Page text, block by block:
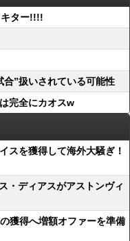
キター!!!!
合”扱いされている可能性
完全にカオスw
スを獲得して海外大騒ぎ！
・ディアスがアストンヴィ
獲得へ増額オファーを準備